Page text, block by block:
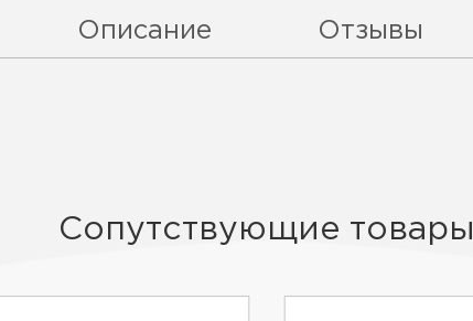
Описание Отзывы
Сопутствующие товары